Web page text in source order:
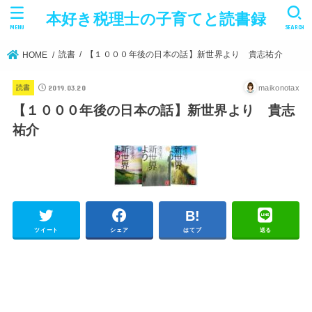
本好き税理士の子育てと読書録 SEARCH
MENU
HOME 読書 【１０００年後の日本の話】新世界より 貴志祐介
読書 2019.03.20 maikonotax
【１０００年後の日本の話】新世界より 貴志
祐介
ツイート シェア はてブ 送る